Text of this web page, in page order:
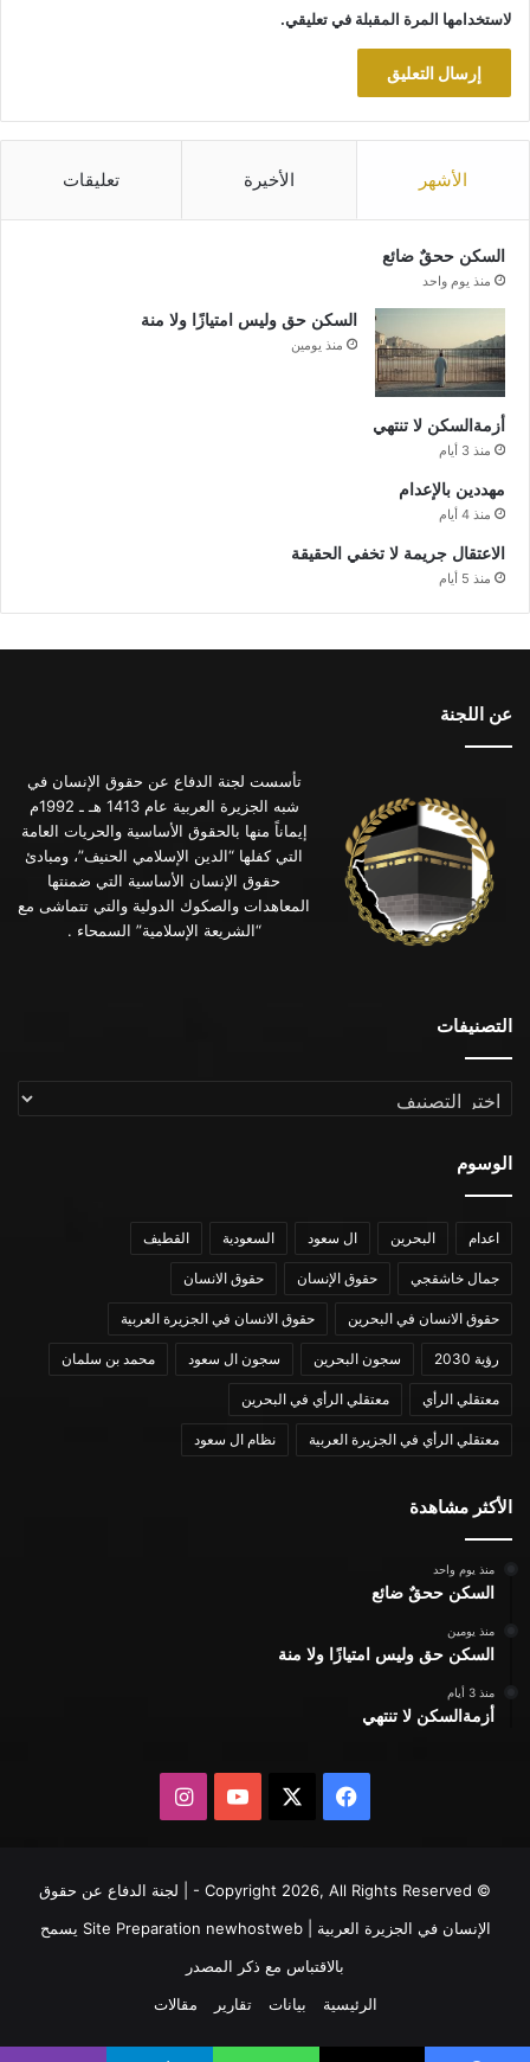
لاستخدامها المرة المقبلة في تعليقي.
الأشهر الأخيرة تعليقات
السكن ححقٌ ضائع
منذ يوم واحد
السكن حق وليس امتيازًا ولا منة
منذ يومين
أزمةالسكن لا تنتهي
منذ 3 أيام
مهددين بالإعدام
منذ 4 أيام
الاعتقال جريمة لا تخفي الحقيقة
منذ 5 أيام
عن اللجنة
تأسست لجنة الدفاع عن حقوق الإنسان في
شبه الجزيرة العربية عام 1413 هـ ـ 1992م
إيماناً منها بالحقوق الأساسية والحريات العامة
التي كفلها “الدين الإسلامي الحنيف”، ومبادئ
حقوق الإنسان الأساسية التي ضمنتها
المعاهدات والصكوك الدولية والتي تتماشى مع
“الشريعة الإسلامية” السمحاء .
التصنيفات
التصنيفات
الوسوم
اعدام البحرين ال سعود السعودية القطيف
جمال خاشقجي حقوق الإنسان حقوق الانسان
حقوق الانسان في البحرين حقوق الانسان في الجزيرة العربية
رؤية 2030 سجون البحرين سجون ال سعود محمد بن سلمان
معتقلي الرأي معتقلي الرأي في البحرين
معتقلي الرأي في الجزيرة العربية نظام ال سعود
الأكثر مشاهدة
منذ يوم واحد
السكن ححقٌ ضائع
منذ يومين
السكن حق وليس امتيازًا ولا منة
منذ 3 أيام
أزمةالسكن لا تنتهي
فيسبوك يوتيوبانستقرام
© Copyright 2026, All Rights Reserved - | لجنة الدفاع عن حقوق
الإنسان في الجزيرة العربية | Site Preparationnewhostweb
يسمح
بالاقتباس مع ذكر المصدر
الرئيسية
بيانات تقارير مقالات